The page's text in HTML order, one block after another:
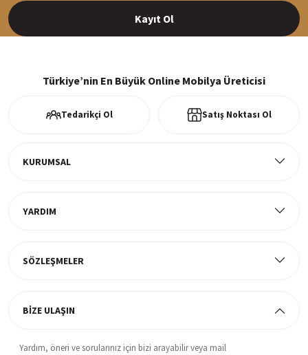
Kayıt Ol
Türkiye’nin En Büyük Online Mobilya Üreticisi
Tedarikçi Ol Satış Noktası Ol
KURUMSAL
YARDIM
SÖZLEŞMELER
BİZE ULAŞIN
Yardım, öneri ve sorularınız için bizi arayabilir veya mail